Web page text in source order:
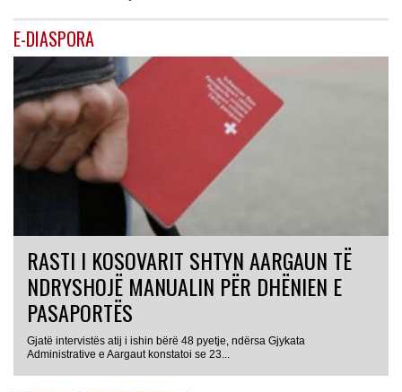
E-DIASPORA
RASTI I KOSOVARIT SHTYN AARGAUN TË
NDRYSHOJË MANUALIN PËR DHËNIEN E
PASAPORTËS
Gjatë intervistës atij i ishin bërë 48 pyetje, ndërsa Gjykata
Administrative e Aargaut konstatoi se 23...